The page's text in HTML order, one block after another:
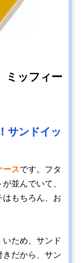
ミッフィー
サンドイッ
ースです。フタ
並んでいて、
はもちろん、お
ため、サンド
だから、サン